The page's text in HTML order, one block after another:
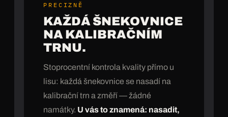
PRECIZNĚ
KAŽDÁ ŠNEKOVNICE
NA KALIBRAČNÍM
TRNU.
Stoprocentní kontrola kvality přímo u
lisu: každá šnekovnice se nasadí na
kalibrační trn a změří — žádné
namátky. U vás to znamená: nasadit,